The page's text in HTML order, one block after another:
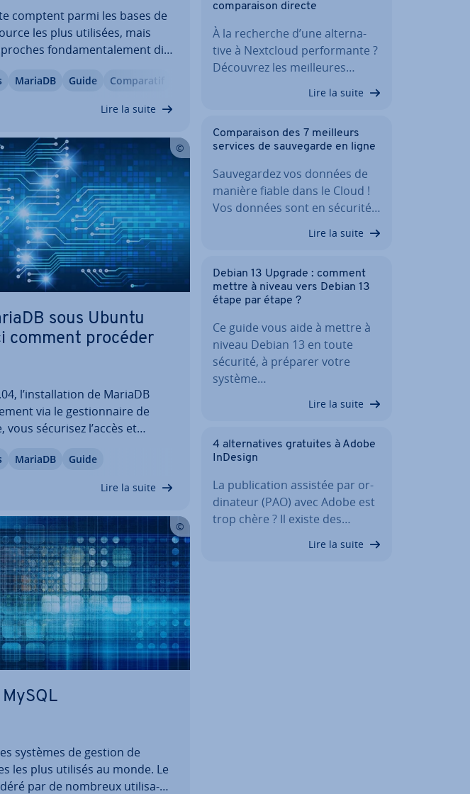
comptent parmi les bases de
les plus utilisées, mais
fon­da­men­ta­le­ment dif­
SQLite fonc­tionne di­rec­te­ment
MariaDB Guide Com­pa­ra­tif
Lire la suite
sous Ubuntu
comment procéder
l’ins­tal­la­tion de MariaDB
via le ges­tion­naire de
vous sécurisez l’accès et
et efficace, tout en sup­por­tant
MariaDB Guide
Lire la suite
systèmes de gestion de
les plus utilisés au monde. Le
par de nombreux uti­li­sa­
com­pa­rai­son directe
À la recherche d’une al­ter­na­
tive à Nextcloud per­for­mante ?
Découvrez les meil­leures…
Lire la suite
Com­pa­rai­son des 7 meilleurs
services de sau­ve­garde en ligne
Sau­ve­gar­dez vos données de
manière fiable dans le Cloud !
Vos données sont en sécurité…
Lire la suite
Debian 13 Upgrade : comment
mettre à niveau vers Debian 13
étape par étape ?
Ce guide vous aide à mettre à
niveau Debian 13 en toute
sécurité, à préparer votre
système…
Lire la suite
4 al­ter­na­tives gratuites à Adobe
InDesign
La pu­bli­ca­tion assistée par or­
di­na­teur (PAO) avec Adobe est
trop chère ? Il existe des…
Lire la suite